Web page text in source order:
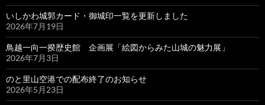
いしかわ城郭カード・御城印一覧を更新しました
2026年7月19日
鳥越一向一揆歴史館 企画展「絵図からみた山城の魅力展」
2026年7月3日
のと里山空港での配布終了のお知らせ
2026年5月23日